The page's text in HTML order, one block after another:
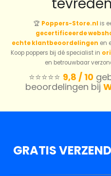
🏆 Poppers-Store.nl is
gecertificeerde
echte klantbeoordelingen en
Koop poppers bij dé specialist in
en betrouwbaar
⭐️⭐️⭐️⭐️⭐️ 9,8 / 10
beoordelingen bij
GRATIS